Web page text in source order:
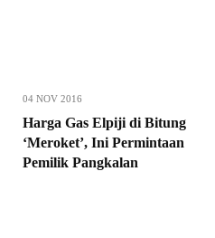
04 NOV 2016
Harga Gas Elpiji di Bitung
‘Meroket’, Ini Permintaan
Pemilik Pangkalan